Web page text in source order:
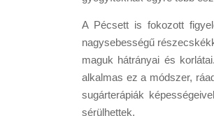
A Pécsett is fokozott
nagysebességű
maguk hátrányai és korlátai.
alkalmas ez a módszer,
sugárterápiák
sérülhettek.